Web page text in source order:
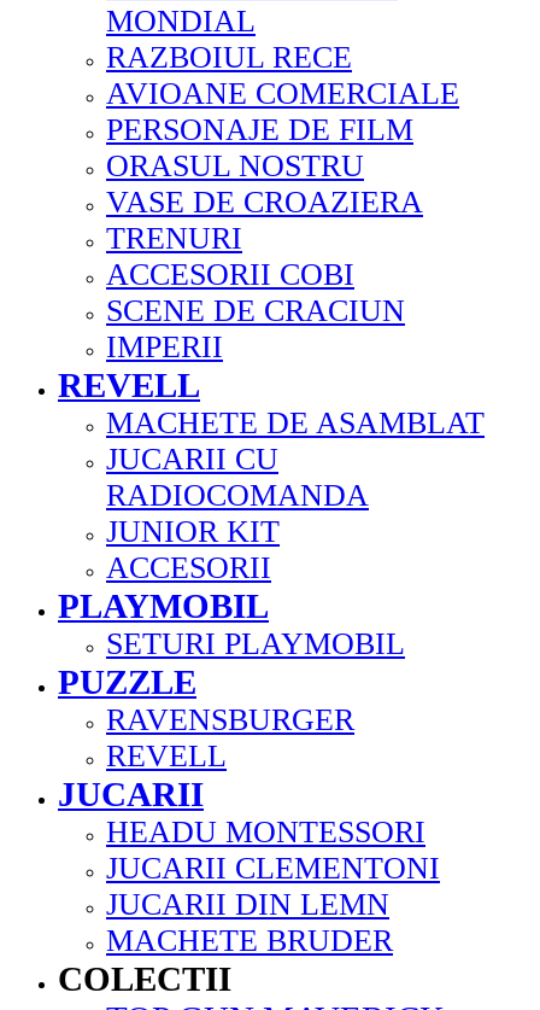
MONDIAL
RAZBOIUL RECE
AVIOANE COMERCIALE
PERSONAJE DE FILM
ORASUL NOSTRU
VASE DE CROAZIERA
TRENURI
ACCESORII COBI
SCENE DE CRACIUN
IMPERII
REVELL
MACHETE DE ASAMBLAT
JUCARII CU
RADIOCOMANDA
JUNIOR KIT
ACCESORII
PLAYMOBIL
SETURI PLAYMOBIL
PUZZLE
RAVENSBURGER
REVELL
JUCARII
HEADU MONTESSORI
JUCARII CLEMENTONI
JUCARII DIN LEMN
MACHETE BRUDER
COLECTII